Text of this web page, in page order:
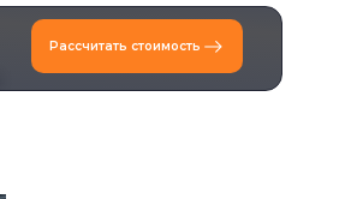
Рассчитать стоимость